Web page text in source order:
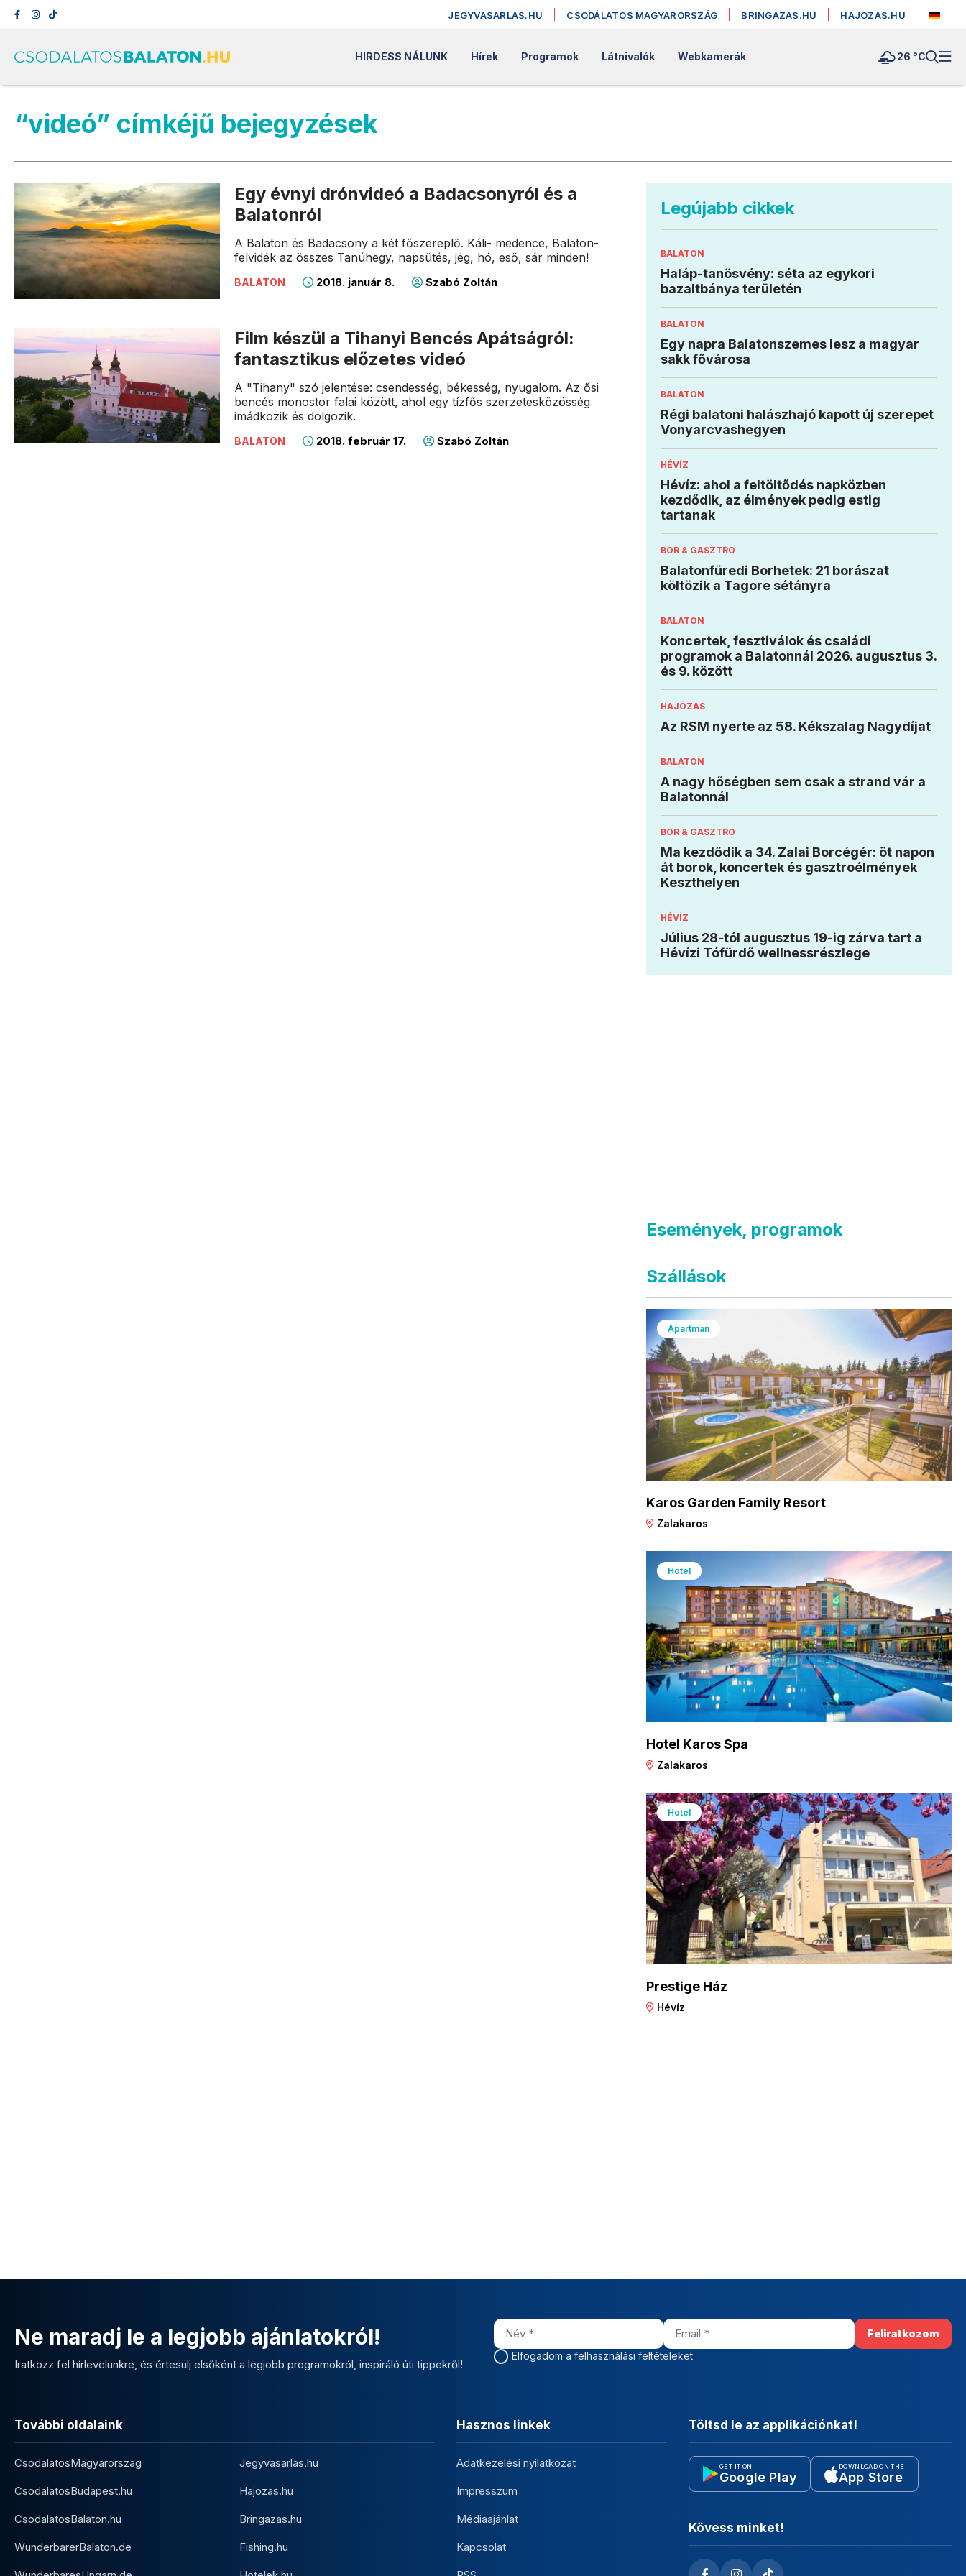
JEGYVASARLAS.HU CSODÁLATOS MAGYARORSZÁG BRINGAZAS.HU HAJOZAS.HU
HIRDESS NÁLUNK Hírek Programok Látnivalók Webkamerák 26 °C
“videó” címkéjű bejegyzések
Egy évnyi drónvideó a Badacsonyról és a
Balatonról
A Balaton és Badacsony a két főszereplő. Káli- medence, Balaton-
felvidék az összes Tanúhegy, napsütés, jég, hó, eső, sár minden!
BALATON 2018. január 8. Szabó Zoltán
Film készül a Tihanyi Bencés Apátságról:
fantasztikus előzetes videó
A "Tihany" szó jelentése: csendesség, békesség, nyugalom. Az ősi
bencés monostor falai között, ahol egy tízfős szerzetesközösség
imádkozik és dolgozik.
BALATON 2018. február 17. Szabó Zoltán
Legújabb cikkek
BALATON
Haláp-tanösvény: séta az egykori
bazaltbánya területén
BALATON
Egy napra Balatonszemes lesz a magyar
sakk fővárosa
BALATON
Régi balatoni halászhajó kapott új szerepet
Vonyarcvashegyen
HÉVÍZ
Hévíz: ahol a feltöltődés napközben
kezdődik, az élmények pedig estig
tartanak
BOR & GASZTRO
Balatonfüredi Borhetek: 21 borászat
költözik a Tagore sétányra
BALATON
Koncertek, fesztiválok és családi
programok a Balatonnál 2026. augusztus 3.
és 9. között
HAJÓZÁS
Az RSM nyerte az 58. Kékszalag Nagydíjat
BALATON
A nagy hőségben sem csak a strand vár a
Balatonnál
BOR & GASZTRO
Ma kezdődik a 34. Zalai Borcégér: öt napon
át borok, koncertek és gasztroélmények
Keszthelyen
HÉVÍZ
Július 28-tól augusztus 19-ig zárva tart a
Hévízi Tófürdő wellnessrészlege
Események, programok
Szállások
Apartman
Karos Garden Family Resort
Zalakaros
Hotel
Hotel Karos Spa
Zalakaros
Hotel
Prestige Ház
Hévíz
Ne maradj le a legjobb ajánlatokról!
Iratkozz fel hírlevelünkre, és értesülj elsőként a legjobb programokról, inspiráló úti tippekről!
Elfogadom a felhasználási feltételeket
További oldalaink
CsodalatosMagyarorszag
CsodalatosBudapest.hu
CsodalatosBalaton.hu
WunderbarerBalaton.de
Jegyvasarlas.hu
Hajozas.hu
Bringazas.hu
Fishing.hu
Hasznos linkek
Adatkezelési nyilatkozat
Impresszum
Médiaajánlat
Kapcsolat
Töltsd le az applikációnkat!
GET IT ON
Google Play
DOWNLOAD ON THE
App Store
Kövess minket!